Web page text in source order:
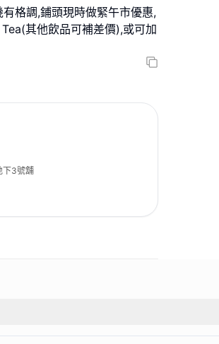
格調,鋪頭現時做緊午市優惠,
其他飲品可補差價),或可加
下3號舖